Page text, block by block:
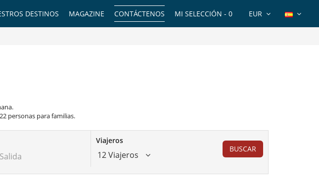
EUR
MI SELECCIÓN - 0
CONTÁCTENOS
MAGAZINE
DESTINOS
personas para familias.
Viajeros
12 Viajeros
BUSCAR